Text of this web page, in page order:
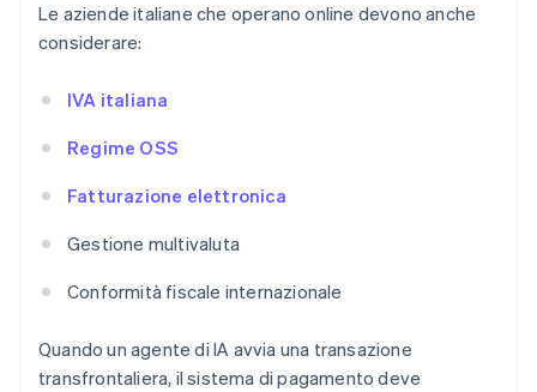
Le aziende italiane che operano online devono anche
considerare:
IVA italiana
Regime OSS
Fatturazione elettronica
Gestione multivaluta
Conformità fiscale internazionale
Quando un agente di IA avvia una transazione
transfrontaliera, il sistema di pagamento deve